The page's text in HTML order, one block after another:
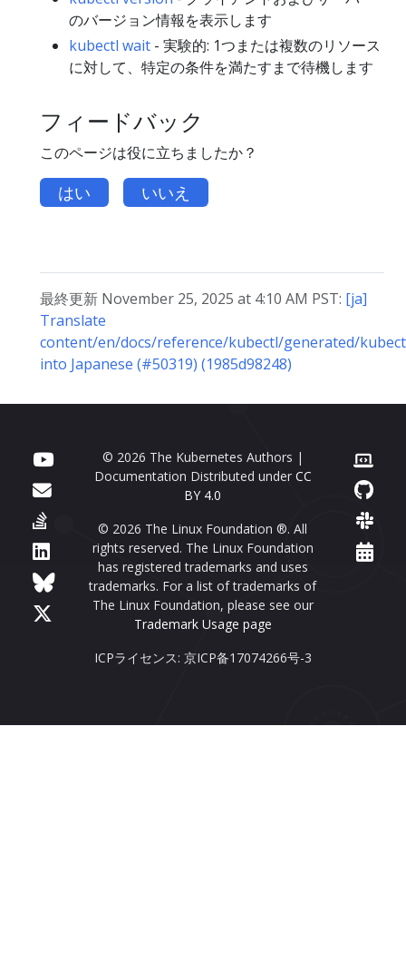
のバージョン情報を表示します
kubectl wait - 実験的: 1つまたは複数のリソース
に対して、特定の条件を満たすまで待機します
フィードバック
このページは役に立ちましたか？
はい いいえ
最終更新 November 25, 2025 at 4:10 AM PST: [ja]
Translate
content/en/docs/reference/kubectl/generated/
into Japanese (#50319) (1985d98248)
© 2026 The Kubernetes Authors |
Documentation Distributed under CC
BY 4.0
© 2026 The Linux Foundation ®. All
rights reserved. The Linux Foundation
has registered trademarks and uses
trademarks. For a list of trademarks of
The Linux Foundation, please see our
Trademark Usage page
ICPライセンス: 京ICP备17074266号-3